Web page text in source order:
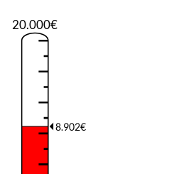
20.000€
8.902€